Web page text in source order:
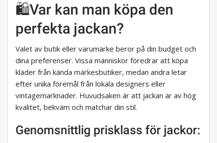
🛍️Var kan man köpa den
perfekta jackan?
Valet av butik eller varumärke beror på din budget och
dina preferenser. Vissa människor föredrar att köpa
kläder från kända märkesbutiker, medan andra letar
efter unika föremål från lokala designers eller
vintagemarknader. Huvudsaken är att jackan är av hög
kvalitet, bekväm och matchar din stil.
Genomsnittlig prisklass för jackor: